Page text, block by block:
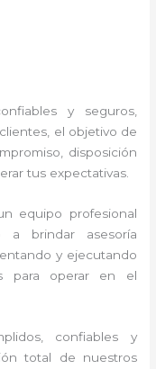
y seguros,
el objetivo de
disposición
tus expectativas.
equipo profesional
a brindar asesoría
y ejecutando
para operar en el
confiables y
total de nuestros